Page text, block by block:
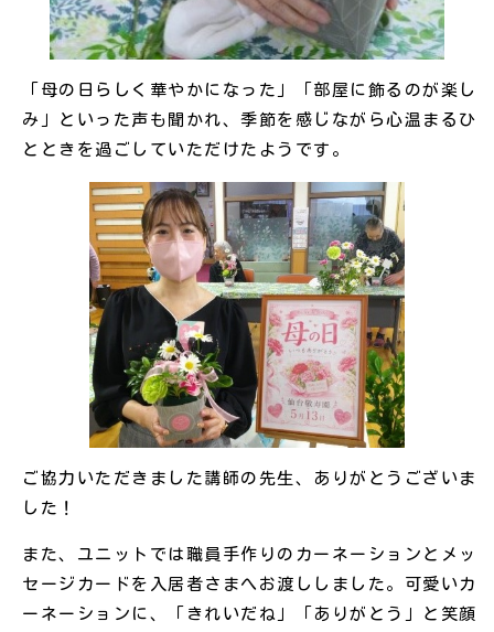
「母の日らしく華やかになった」「部屋に飾るのが楽し
み」といった声も聞かれ、季節を感じながら心温まるひ
とときを過ごしていただけたようです。
ご協力いただきました講師の先生、ありがとうございま
した！
また、ユニットでは職員手作りのカーネーションとメッ
セージカードを入居者さまへお渡ししました。可愛いカ
ーネーションに、「きれいだね」「ありがとう」と笑顔